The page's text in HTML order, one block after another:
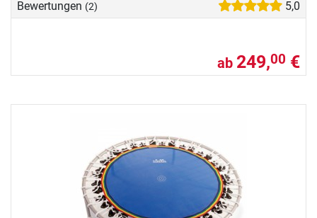
Bewertungen (2) 5,0
ab 249,00 €